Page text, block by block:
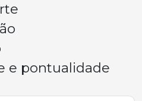
e pontualidade